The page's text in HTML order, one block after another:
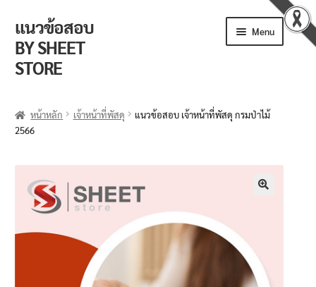
แนวข้อสอบ
BY SHEET
STORE
Menu
ตะกร้าสินค้า
วิธีการสั่งซื้อ
แจ้งชำระเงิน
รีวิวจากลูกค้า
ติดตามพัสดุ
หน้าหลัก เจ้าหน้าที่พัสดุ
แนวข้อสอบ เจ้าหน้าที่พัสดุ กรมป่าไม้
2566